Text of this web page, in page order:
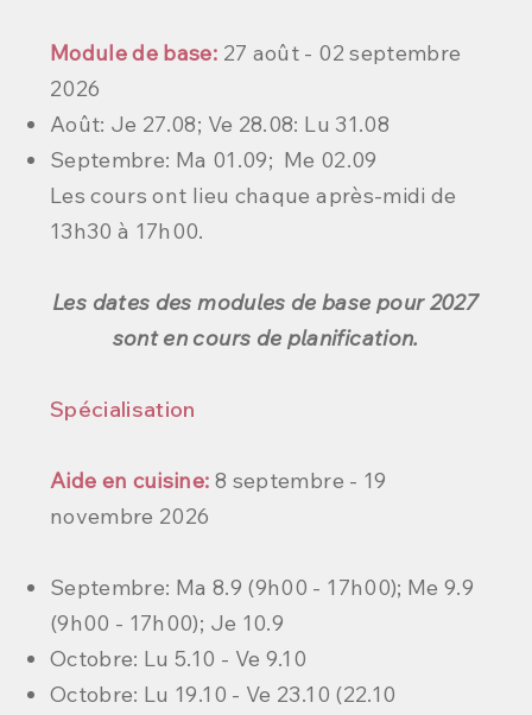
Module de base: 27 août - 02 septembre
2026
Août: Je 27.08; Ve 28.08: Lu 31.08
Septembre: Ma 01.09; Me 02.09
L​es cours ont lieu chaque après-midi de
13h30 à 17h00.
Les dates des modules de base pour 2027
sont en cours de planification.
Spécialisation
Aide en cuisine: 8 septembre - 19
novembre 2026
Septembre: Ma 8.9 (9h00 - 17h00); Me 9.9
(9h00 - 17h00); Je 10.9
Octobre: Lu 5.10 - Ve 9.10
Octobre: Lu 19.10 - Ve 23.10 (22.10